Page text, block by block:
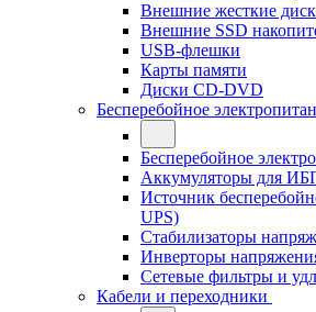
Внешние жесткие
Внешние SSD
USB-флешки
Карты памяти
Диски CD-DVD
Бесперебойное
Бесперебойное
Аккумуляторы для
Источник
UPS)
Стабилизаторы
Инверторы
Сетевые фильтры и
Кабели и переходники